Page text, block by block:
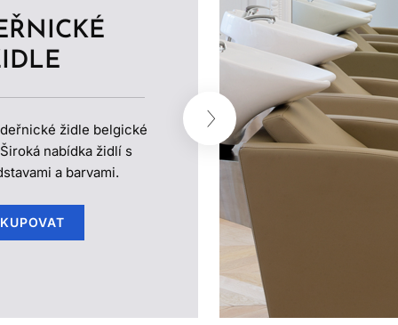
židle belgické
nabídka židlí s
a barvami.